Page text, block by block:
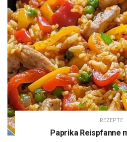
REZEPTE
Paprika Reispfanne